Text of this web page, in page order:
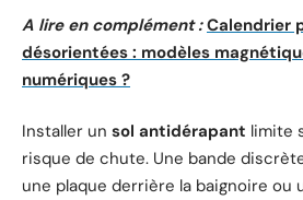
A lire en complément : Calendrier
désorientées : modèles
numériques ?
Installer un sol antidérapant limite
risque de chute. Une bande
une plaque derrière la baignoire ou